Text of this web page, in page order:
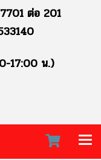
ต่อ 201
17:00 น.)